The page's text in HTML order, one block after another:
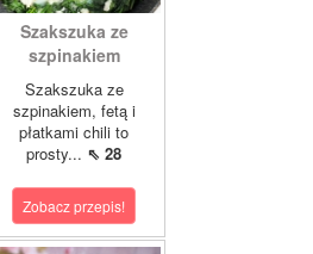
Szakszuka ze
szpinakiem
Szakszuka ze
szpinakiem, fetą i
płatkami chili to
prosty... ⇖ 28
Zobacz przepis!